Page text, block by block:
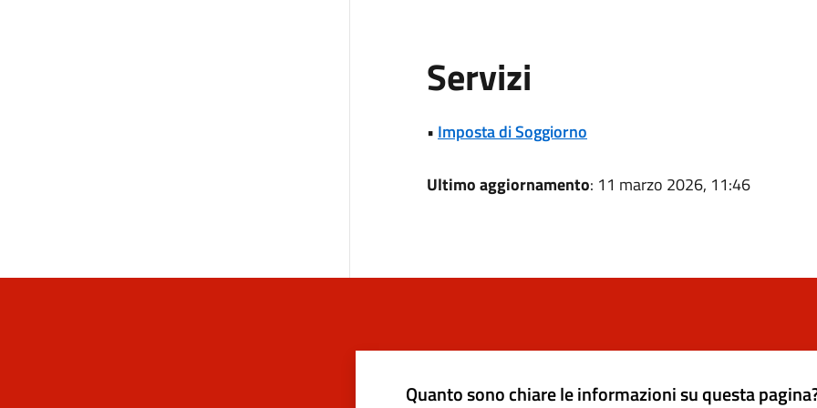
Servizi
• Imposta di Soggiorno
Ultimo aggiornamento: 11 marzo 2026, 11:46
Quanto sono chiare le informazioni su questa